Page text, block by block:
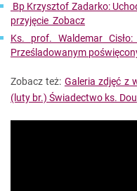
Bp Krzysztof Zadarko:
przyjęcie Zobacz
Ks. prof. Waldemar
Prześladowanym
Zobacz też: Galeria zdjęć z
(luty br.) Świadectwo ks.